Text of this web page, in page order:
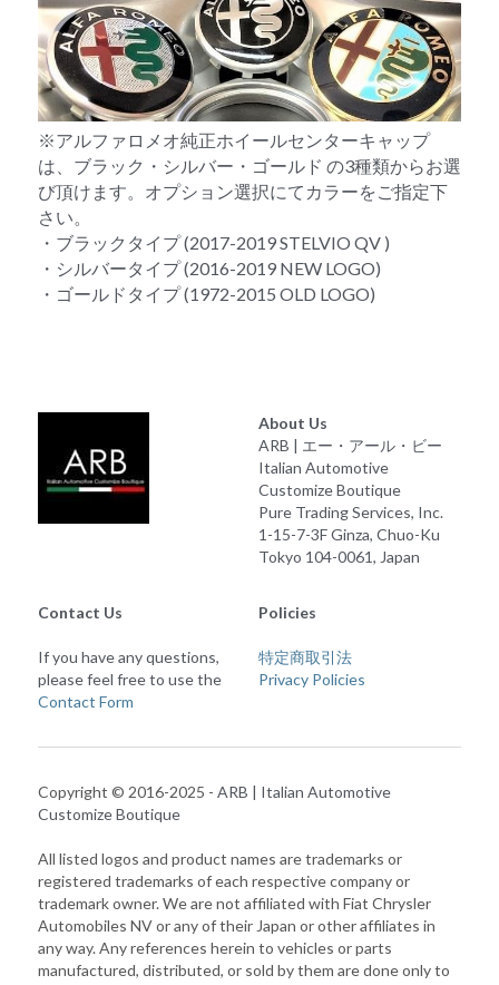
※アルファロメオ純正ホイールセンターキャップ
は、ブラック・シルバー・ゴールド の3種類からお選
び頂けます。オプション選択にてカラーをご指定下
さい。
・ブラックタイプ (2017-2019 STELVIO QV )
・シルバータイプ (2016-2019 NEW LOGO)
・ゴールドタイプ (1972-2015 OLD LOGO)
About Us
ARB | エー・アール・ビー
Italian Automotive
Customize Boutique
Pure Trading Services, Inc.
1-15-7-3F Ginza, Chuo-Ku
Tokyo 104-0061, Japan
Contact Us
If you have any questions,
Contact Form
Policies
特定商取引法
Privacy Policies
Copyright © 2016-2025 - ARB | Italian Automotive
Customize Boutique
All listed logos and product names are trademarks or
registered trademarks of each respective company or
trademark owner. We are not affiliated with Fiat Chrysler
Automobiles NV or any of their Japan or other affiliates in
any way. Any references herein to vehicles or parts
manufactured, distributed, or sold by them are done only to